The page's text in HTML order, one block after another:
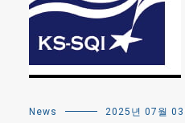
News 2025년 07월 03